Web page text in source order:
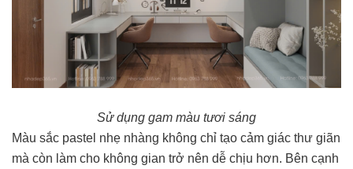
Sử dụng gam màu tươi sáng
Màu sắc pastel nhẹ nhàng không chỉ tạo cảm giác thư giãn
mà còn làm cho không gian trở nên dễ chịu hơn. Bên cạnh